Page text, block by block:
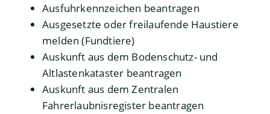
Ausfuhrkennzeichen beantragen
Ausgesetzte oder freilaufende Haustiere
melden (Fundtiere)
Auskunft aus dem Bodenschutz- und
Altlastenkataster beantragen
Auskunft aus dem Zentralen
Fahrerlaubnisregister beantragen